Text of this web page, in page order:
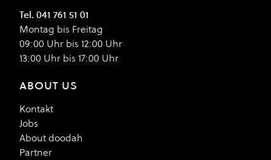
Tel. 041 761 51 01
Montag bis Freitag
09:00 Uhr bis 12:00 Uhr
13:00 Uhr bis 17:00 Uhr
ABOUT US
Kontakt
Jobs
About doodah
Partner